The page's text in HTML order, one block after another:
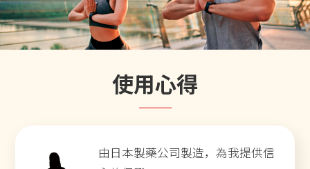
使用心得
由日本製藥公司製造，為我提供信